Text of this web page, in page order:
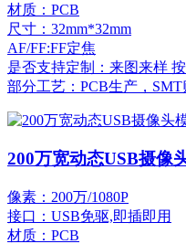
材质：PCB
尺寸：32mm*32mm
AF/FF:FF定焦
是否支持定制：来图来样
部分工艺：PCB生产，
200万宽动态USB摄像
像素：200万/1080P
接口：USB免驱,即插即用
材质：PCB